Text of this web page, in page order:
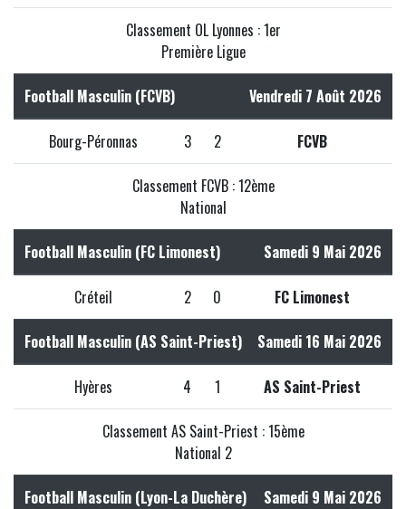
Classement OL Lyonnes : 1er
Première Ligue
Football Masculin (FCVB) Vendredi 7 Août 2026
Bourg-Péronnas 3 2 FCVB
Classement FCVB : 12ème
National
Football Masculin (FC Limonest) Samedi 9 Mai 2026
Créteil 2 0 FC Limonest
Football Masculin (AS Saint-Priest) Samedi 16 Mai 2026
Hyères 4 1 AS Saint-Priest
Classement AS Saint-Priest : 15ème
National 2
Football Masculin (Lyon-La Duchère) Samedi 9 Mai 2026